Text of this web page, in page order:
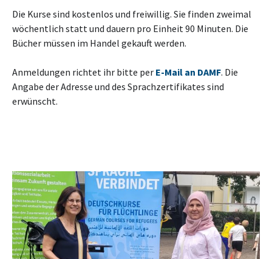
Die Kurse sind kostenlos und freiwillig. Sie finden zweimal
wöchentlich statt und dauern pro Einheit 90 Minuten. Die
Bücher müssen im Handel gekauft werden.
Anmeldungen richtet ihr bitte per E-Mail an DAMF. Die
Angabe der Adresse und des Sprachzertifikates sind
erwünscht.